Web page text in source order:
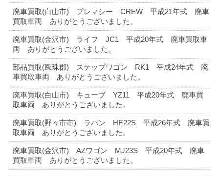
廃車買取(白山市) プレマシー CREW 平成21年式 廃車
買取車両 ありがとうございました。
廃車買取(金沢市) ライフ JC1 平成20年式 廃車買取車
両 ありがとうございました。
部品買取(鳳珠郡) ステップワゴン RK1 平成24年式 廃
車買取車両 ありがとうございました。
廃車買取(白山市) キューブ YZ11 平成20年式 廃車買
取車両 ありがとうございました。
廃車買取(野々市市) ラパン HE22S 平成26年式 廃車買
取車両 ありがとうございました。
廃車買取(金沢市) AZワゴン MJ23S 平成20年式 廃車
買取車両 ありがとうございました。